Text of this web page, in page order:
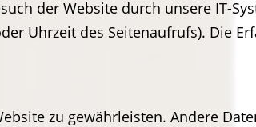
der Website durch unsere IT-
Uhrzeit des Seitenaufrufs). Die
zu gewährleisten. Andere